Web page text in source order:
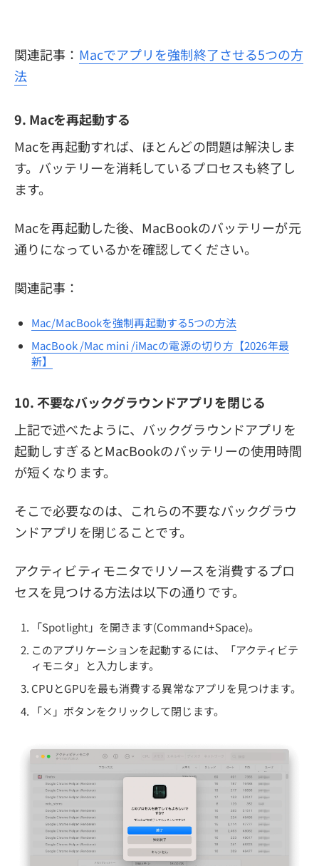
関連記事： Macでアプリを強制終了させる5つの方
法
9. Macを再起動する
Macを再起動すれば、ほとんどの問題は解決しま
す。バッテリーを消耗しているプロセスも終了し
ます。
Macを再起動した後、MacBookのバッテリーが元
通りになっているかを確認してください。
関連記事：
Mac/MacBookを強制再起動する5つの方法
MacBook /Mac mini /iMacの電源の切り方【2026年最
新】
10. 不要なバックグラウンドアプリを閉じる
上記で述べたように、バックグラウンドアプリを
起動しすぎるとMacBookのバッテリーの使用時間
が短くなります。
そこで必要なのは、これらの不要なバックグラウ
ンドアプリを閉じることです。
アクティビティモニタでリソースを消費するプロ
セスを見つける方法は以下の通りです。
「Spotlight」を開きます(Command+Space)。
このアプリケーションを起動するには、「アクティビテ
ィモニタ」と入力します。
CPUとGPUを最も消費する異常なアプリを見つけます。
「×」ボタンをクリックして閉じます。